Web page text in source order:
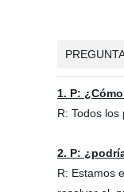
1. P:
R: Todos
2. P:
R: Estamos